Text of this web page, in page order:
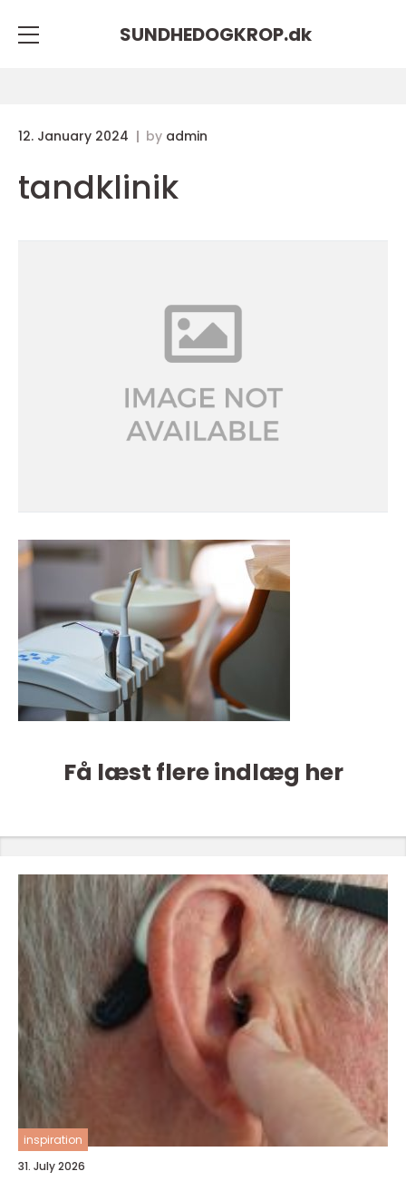
SUNDHEDOGKROP.dk
12. January 2024 by admin
tandklinik
Få læst flere indlæg her
inspiration
31. July 2026